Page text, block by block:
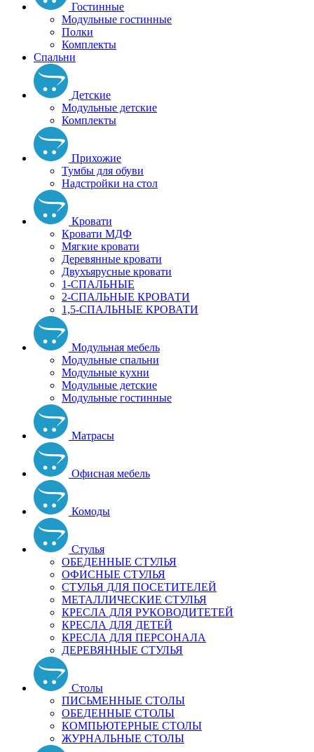
Гостинные
Модульные гостинные
Полки
Комплекты
Спальни
Детские
Модульные детские
Комплекты
Прихожие
Тумбы для обуви
Надстройки на стол
Кровати
Кровати МДФ
Мягкие кровати
Деревянные кровати
Двухъярусные кровати
1-СПАЛЬНЫЕ
2-СПАЛЬНЫЕ КРОВАТИ
1,5-СПАЛЬНЫЕ КРОВАТИ
Модульная мебель
Модульные спальни
Модульные кухни
Модульные детские
Модульные гостинные
Матрасы
Офисная мебель
Комоды
Стулья
ОБЕДЕННЫЕ СТУЛЬЯ
ОФИСНЫЕ СТУЛЬЯ
СТУЛЬЯ ДЛЯ ПОСЕТИТЕЛЕЙ
МЕТАЛЛИЧЕСКИЕ СТУЛЬЯ
КРЕСЛА ДЛЯ РУКОВОДИТЕТЕЙ
КРЕСЛА ДЛЯ ДЕТЕЙ
КРЕСЛА ДЛЯ ПЕРСОНАЛА
ДЕРЕВЯННЫЕ СТУЛЬЯ
Столы
ПИСЬМЕННЫЕ СТОЛЫ
ОБЕДЕННЫЕ СТОЛЫ
КОМПЬЮТЕРНЫЕ СТОЛЫ
ЖУРНАЛЬНЫЕ СТОЛЫ